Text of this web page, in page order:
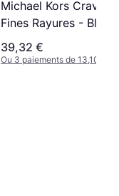
Michael Kors Cravate
Fines Rayures - Bleu
39,32 €
Ou 3 paiements de 13,10 €